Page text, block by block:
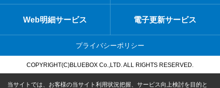
Web明細サービス 電子更新サービス
プライバシーポリシー
COPYRIGHT(C)BLUEBOX Co.,LTD. ALL RIGHTS RESERVED.
当サイトでは、お客様の当サイト利用状況把握、サービス向上検討を目的と